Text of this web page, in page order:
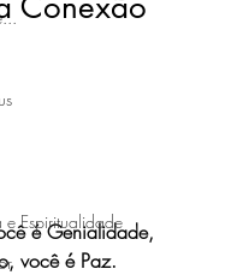
Espiritualidade
é Genialidade,
você é Paz.